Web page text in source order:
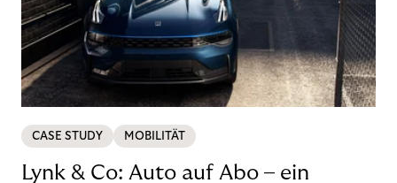
CASE STUDY MOBILITÄT
Lynk & Co: Auto auf Abo – ein